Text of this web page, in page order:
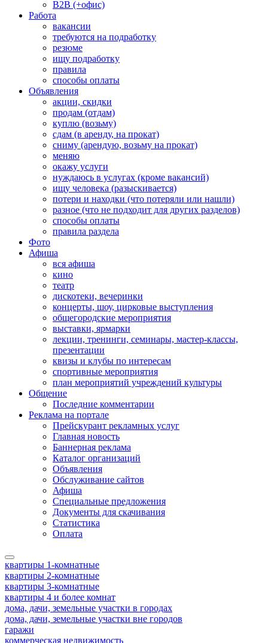
B2B (+офис)
Работа
вакансии
требуются на подработку
резюме
ищу подработку
правила
способы оплаты
Объявления
акции, скидки
продам (отдам)
куплю (возьму)
сдам (в аренду, на прокат)
сниму (арендую, возьму на прокат)
меняю
окажу услуги
нуждаюсь в услугах (кроме вакансий)
ищу человека (разыскивается)
потери и находки (что потеряли или нашли)
разное (что не подходит для других разделов)
способы оплаты
правила раздела
Фото
Афиша
вся афиша
кино
театр
дискотеки, вечеринки
концерты, шоу, цирковые выступления
общегородские мероприятия
выставки, ярмарки
лекции, тренинги, семинары, мастер-классы,
презентации
квизы и клубы по интересам
спортивные мероприятия
план мероприятий учреждений культуры
Общение
Последние комментарии
Реклама на портале
Прейскурант рекламных услуг
Главная новость
Баннерная реклама
Каталог организаций
Объявления
Обслуживание сайтов
Афиша
Специальные предложения
Документы для скачивания
Статистика
Оплата
квартиры 1-комнатные
квартиры 2-комнатные
квартиры 3-комнатные
квартиры 4 и более комнат
дома, дачи, земельные участки в городах
дома, дачи, земельные участки вне городов
гаражи
коммерческая недвижимость